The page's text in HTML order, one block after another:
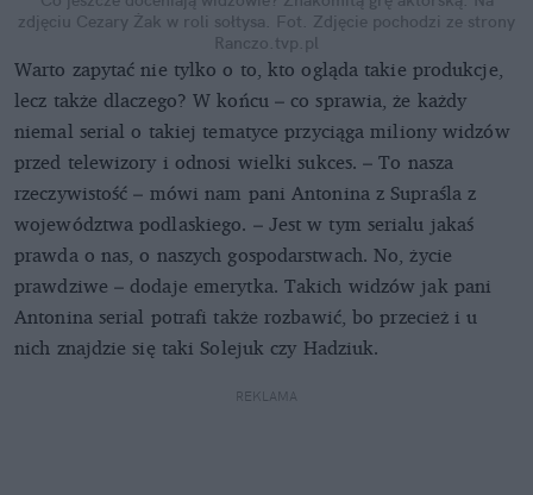
zdjęciu Cezary Żak w roli sołtysa. Fot. Zdjęcie pochodzi ze strony
Ranczo.tvp.pl
Warto zapytać nie tylko o to, kto ogląda takie produkcje,
lecz także dlaczego? W końcu – co sprawia, że każdy
niemal serial o takiej tematyce przyciąga miliony widzów
przed telewizory i odnosi wielki sukces. – To nasza
rzeczywistość – mówi nam pani Antonina z Supraśla z
województwa podlaskiego. – Jest w tym serialu jakaś
prawda o nas, o naszych gospodarstwach. No, życie
prawdziwe – dodaje emerytka. Takich widzów jak pani
Antonina serial potrafi także rozbawić, bo przecież i u
nich znajdzie się taki Solejuk czy Hadziuk.
REKLAMA